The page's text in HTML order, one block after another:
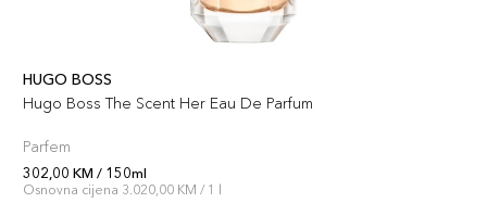
HUGO BOSS
Hugo Boss The Scent Her Eau De Parfum
Parfem
302,00 KM / 150ml
Osnovna cijena 3.020,00 KM / 1 l